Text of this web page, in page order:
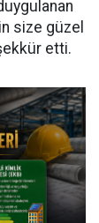
size güzel
etti.